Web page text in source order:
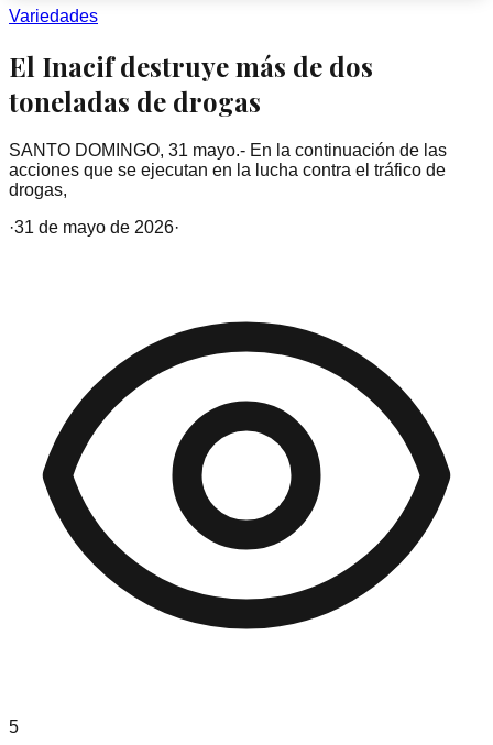
Variedades
El Inacif destruye más de dos
toneladas de drogas
SANTO DOMINGO, 31 mayo.- En la continuación de las
acciones que se ejecutan en la lucha contra el tráfico de
drogas,
·31 de mayo de 2026·
5